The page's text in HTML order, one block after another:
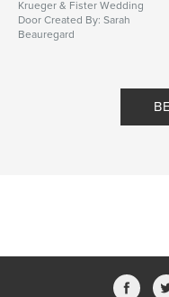
Krueger & Fister Wedding
Door Created By: Sarah
Beauregard